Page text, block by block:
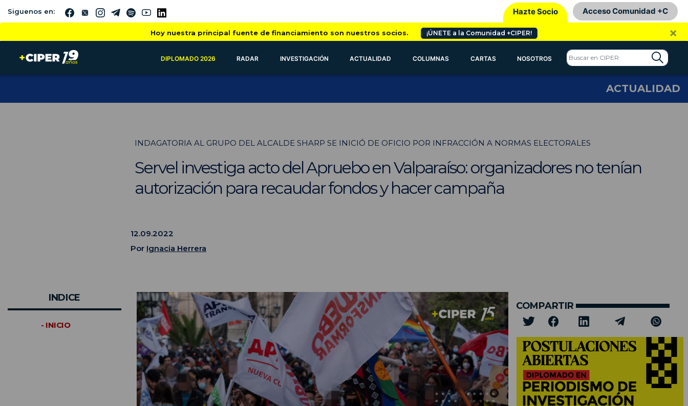
Siguenos en: Hazte Socio Acceso Comunidad +C
Hoy nuestra principal fuente de financiamiento son nuestros socios. ¡ÚNETE a la Comunidad +CIPER! ×
DIPLOMADO 2026 RADAR INVESTIGACIÓN ACTUALIDAD COLUMNAS CARTAS NOSOTROS
ACTUALIDAD
INDAGATORIA AL GRUPO DEL ALCALDE SHARP SE INICIÓ DE OFICIO POR INFRACCIÓN A NORMAS ELECTORALES
Servel investiga acto del Apruebo en Valparaíso: organizadores no tenían
autorización para recaudar fondos y hacer campaña
12.09.2022
Por Ignacia Herrera
INDICE
- INICIO
COMPARTIR